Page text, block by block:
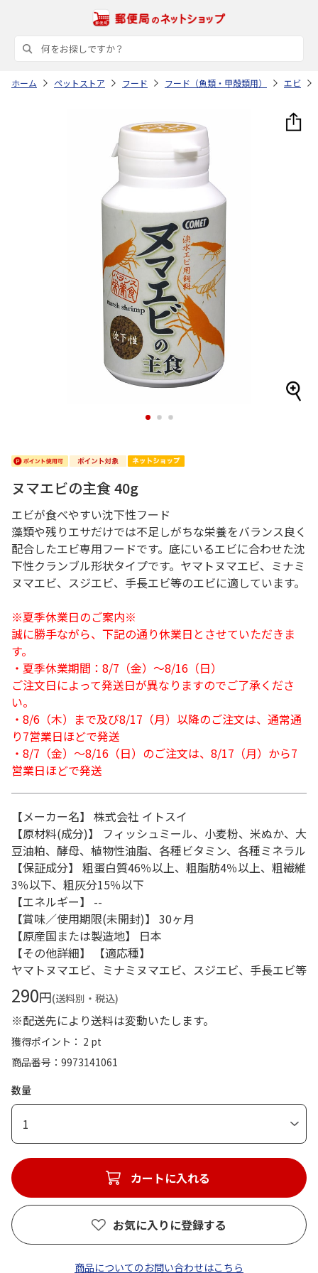
ホーム ペットストア フード フード（魚類・甲殻類用） エビ
1 2 3
ヌマエビの主食 40g
エビが食べやすい沈下性フード
藻類や残りエサだけでは不足しがちな栄養をバランス良く
配合したエビ専用フードです。底にいるエビに合わせた沈
下性クランブル形状タイプです。ヤマトヌマエビ、ミナミ
ヌマエビ、スジエビ、手長エビ等のエビに適しています。
※夏季休業日のご案内※
誠に勝手ながら、下記の通り休業日とさせていただきま
す。
・夏季休業期間：8/7（金）～8/16（日）
ご注文日によって発送日が異なりますのでご了承くださ
い。
・8/6（木）まで及び8/17（月）以降のご注文は、通常通
り7営業日ほどで発送
・8/7（金）～8/16（日）のご注文は、8/17（月）から7
営業日ほどで発送
【メーカー名】 株式会社 イトスイ
【原材料(成分)】 フィッシュミール、小麦粉、米ぬか、大
豆油粕、酵母、植物性油脂、各種ビタミン、各種ミネラル
【保証成分】 粗蛋白質46％以上、粗脂肪4％以上、粗繊維
3％以下、粗灰分15％以下
【エネルギー】 --
【賞味／使用期限(未開封)】 30ヶ月
【原産国または製造地】 日本
【その他詳細】 【適応種】
ヤマトヌマエビ、ミナミヌマエビ、スジエビ、手長エビ等
290円(送料別・税込)
※配送先により送料は変動いたします。
獲得ポイント： 2 pt
商品番号
9973141061
数量
1
カートに入れる
お気に入りに登録する
商品についてのお問い合わせはこちら